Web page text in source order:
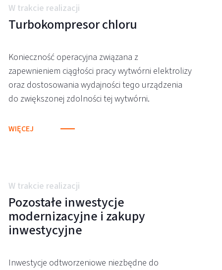
W trakcie realizacji
Turbokompresor chloru
Konieczność operacyjna związana z
zapewnieniem ciągłości pracy wytwórni elektrolizy
oraz dostosowania wydajności tego urządzenia
do zwiększonej zdolności tej wytwórni.
WIĘCEJ
W trakcie realizacji
Pozostałe inwestycje
modernizacyjne i zakupy
inwestycyjne
Inwestycje odtworzeniowe niezbędne do